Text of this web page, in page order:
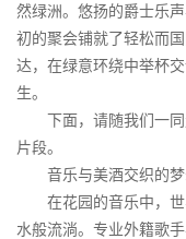
然绿洲。悠扬的爵士乐
初的聚会铺就了轻松而
达，在绿意环绕中举杯
生。
下面，请随我们一
片段。
音乐与美酒交织的
在花园的音乐中，
水般流淌。专业外籍歌